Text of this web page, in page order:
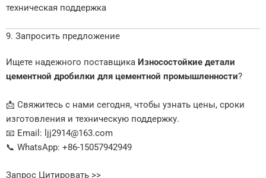
техническая поддержка
9. Запросить предложение
Ищете надежного поставщика Износостойкие детали
цементной дробилки для цементной промышленности?
📩 Свяжитесь с нами сегодня, чтобы узнать цены, сроки
изготовления и техническую поддержку.
📧 Email: ljj2914@163.com
📞 WhatsApp: +86-15057942949
Запрос Цитировать >>